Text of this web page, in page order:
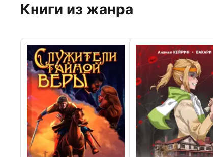
Книги из жанра